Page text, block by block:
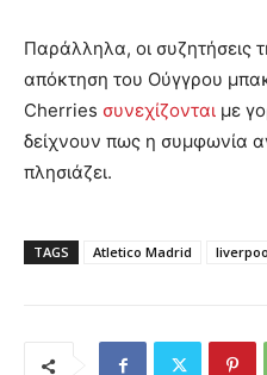
Παράλληλα, οι συζητήσεις
απόκτηση του Ούγγρου
Cherries συνεχίζονται με
δείχνουν πως η συμφωνία
πλησιάζει.
TAGS Atletico Madrid